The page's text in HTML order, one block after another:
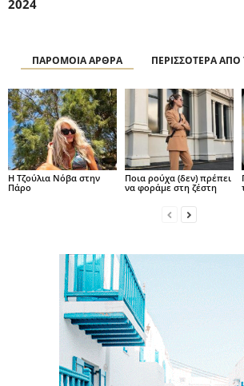
2024
ΠΑΡΟΜΟΙΑ ΑΡΘΡΑ ΠΕΡΙΣΣΟΤΕΡΑ
H Τζούλια Νόβα στην
Πάρο
Ποια ρούχα (δεν) πρέπει
να φοράμε στη ζέστη